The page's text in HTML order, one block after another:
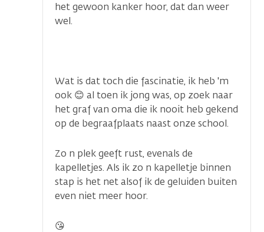
het gewoon kanker hoor, dat dan weer
wel.
Wat is dat toch die fascinatie, ik heb 'm
ook 😊 al toen ik jong was, op zoek naar
het graf van oma die ik nooit heb gekend
op de begraafplaats naast onze school.
Zo n plek geeft rust, evenals de
kapelletjes. Als ik zo n kapelletje binnen
stap is het net alsof ik de geluiden buiten
even niet meer hoor.
😘